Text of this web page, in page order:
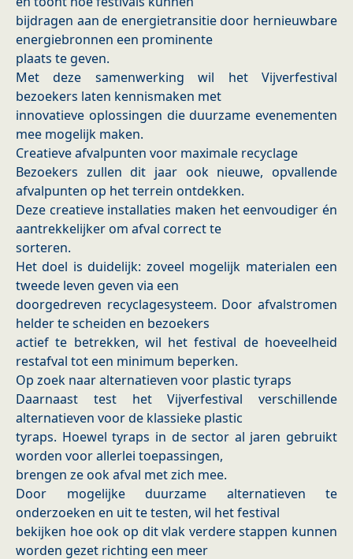
bijdragen aan de energietransitie door hernieuwbare
energiebronnen een prominente
plaats te geven.
Met deze samenwerking wil het Vijverfestival
bezoekers laten kennismaken met
innovatieve oplossingen die duurzame evenementen
mee mogelijk maken.
Creatieve afvalpunten voor maximale recyclage
Bezoekers zullen dit jaar ook nieuwe, opvallende
afvalpunten op het terrein ontdekken.
Deze creatieve installaties maken het eenvoudiger én
aantrekkelijker om afval correct te
sorteren.
Het doel is duidelijk: zoveel mogelijk materialen een
tweede leven geven via een
doorgedreven recyclagesysteem. Door afvalstromen
helder te scheiden en bezoekers
actief te betrekken, wil het festival de hoeveelheid
restafval tot een minimum beperken.
Op zoek naar alternatieven voor plastic tyraps
Daarnaast test het Vijverfestival verschillende
alternatieven voor de klassieke plastic
tyraps. Hoewel tyraps in de sector al jaren gebruikt
worden voor allerlei toepassingen,
brengen ze ook afval met zich mee.
Door mogelijke duurzame alternatieven te
onderzoeken en uit te testen, wil het festival
bekijken hoe ook op dit vlak verdere stappen kunnen
worden gezet richting een meer